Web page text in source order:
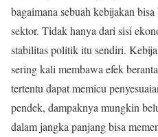
bagaimana sebuah kebijakan
sektor. Tidak hanya dari sisi
stabilitas politik itu sendiri.
sering kali membawa efek
tertentu dapat memicu
pendek, dampaknya mungkin
dalam jangka panjang bisa